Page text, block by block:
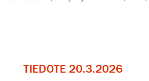
Serlachius Residenssi
TIEDOTE 20.3.2026